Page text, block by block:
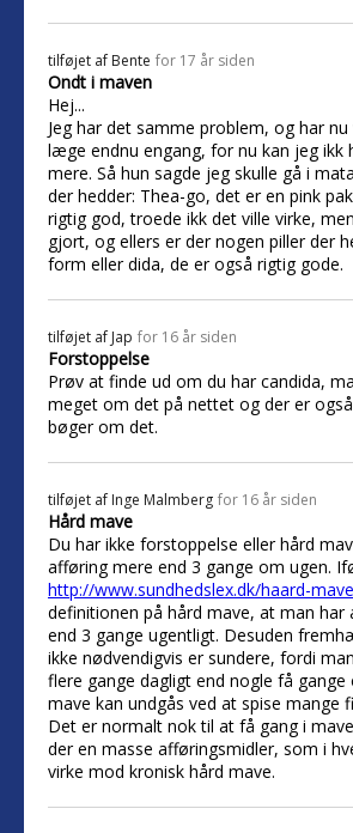
tilføjet af Bente for 17 år siden
Ondt i maven
Hej...
Jeg har det samme problem, og har
læge endnu engang, for nu kan jeg ikk
mere. Så hun sagde jeg skulle gå i
der hedder: Thea-go, det er en pink
rigtig god, troede ikk det ville virke,
gjort, og ellers er der nogen piller der
form eller dida, de er også rigtig gode.
tilføjet af Jap for 16 år siden
Forstoppelse
Prøv at finde ud om du har candida,
meget om det på nettet og der er
bøger om det.
tilføjet af Inge Malmberg for 16 år siden
Hård mave
Du har ikke forstoppelse eller hård
afføring mere end 3 gange om ugen.
http://www.sundhedslex.dk/haard-
definitionen på hård mave, at man har
end 3 gange ugentligt. Desuden
ikke nødvendigvis er sundere, fordi
flere gange dagligt end nogle få gange
mave kan undgås ved at spise mange
Det er normalt nok til at få gang i
der en masse afføringsmidler, som i
virke mod kronisk hård mave.